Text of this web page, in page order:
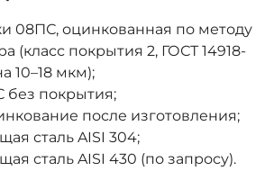
08ПС, оцинкованная по методу
(класс покрытия 2, ГОСТ 14918-
10–18 мкм);
без покрытия;
после изготовления;
сталь AISI 304;
сталь AISI 430 (по запросу).